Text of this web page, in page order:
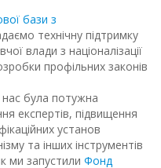
бази з
технічну підтримку
влади з націоналізації
профільних законів
нас була потужна
експертів, підвищення
установ
та інших інструментів
ми запустили Фонд